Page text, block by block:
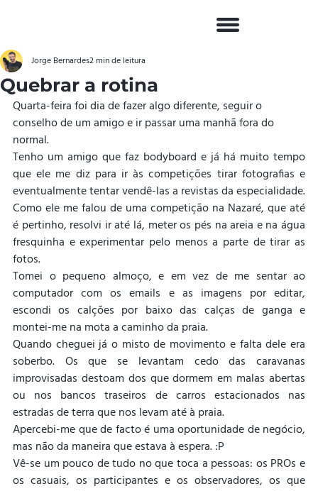
Quebrar a rotina
Jorge Bernardes2 min de leitura
Quarta-feira foi dia de fazer algo diferente, seguir o
conselho de um amigo e ir passar uma manhã fora do
normal.
Tenho um amigo que faz bodyboard e já há muito tempo
que ele me diz para ir às competições tirar fotografias e
eventualmente tentar vendê-las a revistas da especialidade.
Como ele me falou de uma competição na Nazaré, que até
é pertinho, resolvi ir até lá, meter os pés na areia e na água
fresquinha e experimentar pelo menos a parte de tirar as
fotos.
Tomei o pequeno almoço, e em vez de me sentar ao
computador com os emails e as imagens por editar,
escondi os calções por baixo das calças de ganga e
montei-me na mota a caminho da praia.
Quando cheguei já o misto de movimento e falta dele era
soberbo. Os que se levantam cedo das caravanas
improvisadas destoam dos que dormem em malas abertas
ou nos bancos traseiros de carros estacionados nas
estradas de terra que nos levam até à praia.
Apercebi-me que de facto é uma oportunidade de negócio,
mas não da maneira que estava à espera. :P
Vê-se um pouco de tudo no que toca a pessoas: os PROs e
os casuais, os participantes e os observadores, os que